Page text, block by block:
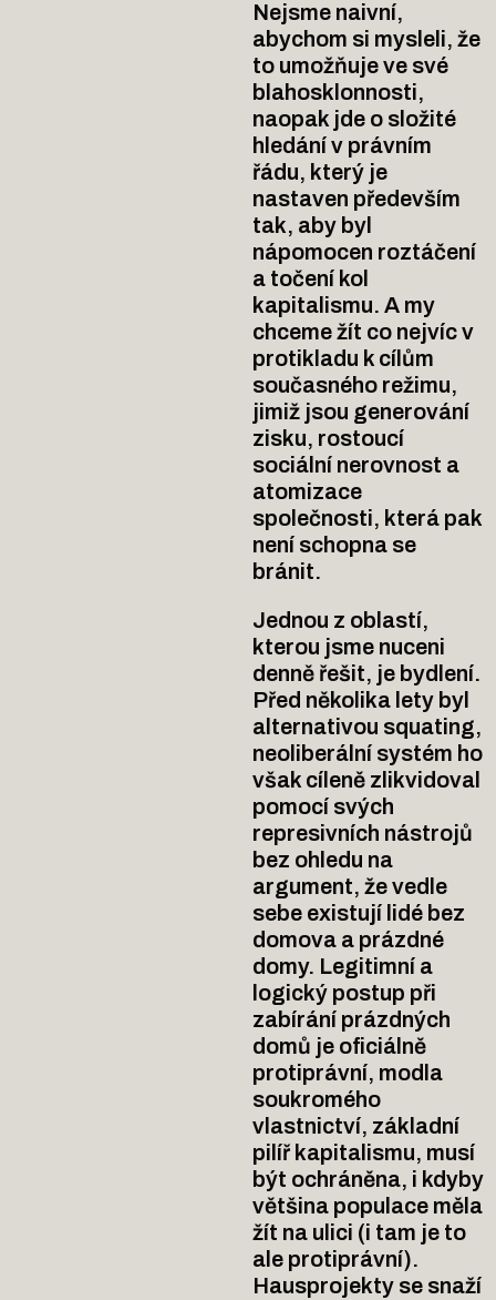
Nejsme naivní,
abychom si mysleli, že
to umožňuje ve své
blahosklonnosti,
naopak jde o složité
hledání v právním
řádu, který je
nastaven především
tak, aby byl
nápomocen roztáčení
a točení kol
kapitalismu. A my
chceme žít co nejvíc v
protikladu k cílům
současného režimu,
jimiž jsou generování
zisku, rostoucí
sociální nerovnost a
atomizace
společnosti, která pak
není schopna se
bránit.
Jednou z oblastí,
kterou jsme nuceni
denně řešit, je bydlení.
Před několika lety byl
alternativou squating,
neoliberální systém ho
však cíleně zlikvidoval
pomocí svých
represivních nástrojů
bez ohledu na
argument, že vedle
sebe existují lidé bez
domova a prázdné
domy. Legitimní a
logický postup při
zabírání prázdných
domů je oficiálně
protiprávní, modla
soukromého
vlastnictví, základní
pilíř kapitalismu, musí
být ochráněna, i kdyby
většina populace měla
žít na ulici (i tam je to
ale protiprávní).
Hausprojekty se snaží